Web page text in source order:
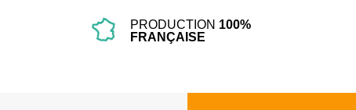
PRODUCTION 100%
FRANÇAISE